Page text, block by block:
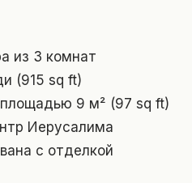
из 3 комнат
(915 sq ft)
9 м² (97 sq ft)
Иерусалима
с отделкой